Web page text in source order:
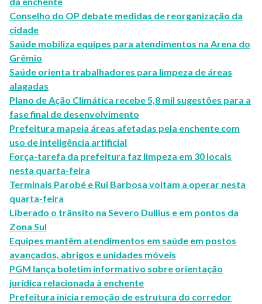
Conselho do OP debate medidas de reorganização da
cidade
Saúde mobiliza equipes para atendimentos na Arena do
Grêmio
Saúde orienta trabalhadores para limpeza de áreas
alagadas
Plano de Ação Climática recebe 5,8 mil sugestões para a
fase final de desenvolvimento
Prefeitura mapeia áreas afetadas pela enchente com
uso de inteligência artificial
Força-tarefa da prefeitura faz limpeza em 30 locais
nesta quarta-feira
Terminais Parobé e Rui Barbosa voltam a operar nesta
quarta-feira
Liberado o trânsito na Severo Dullius e em pontos da
Zona Sul
Equipes mantêm atendimentos em saúde em postos
avançados, abrigos e unidades móveis
PGM lança boletim informativo sobre orientação
jurídica relacionada à enchente
Prefeitura inicia remoção de estrutura do corredor